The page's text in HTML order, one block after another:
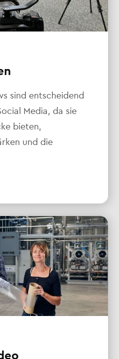
sind entscheidend
Media, da sie
bieten,
und die